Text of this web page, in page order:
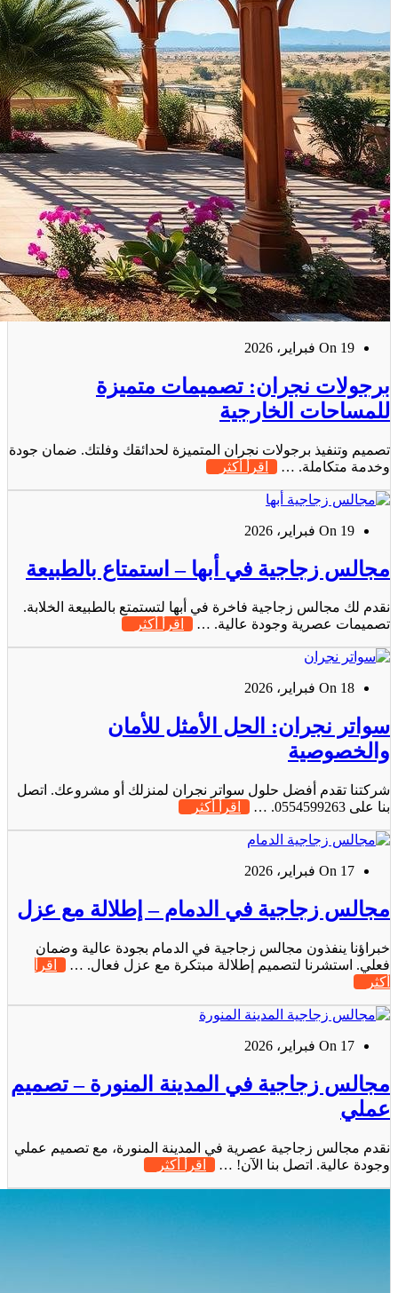
On 19 فبراير، 2026
برجولات نجران: تصميمات متميزة
للمساحات الخارجية
تصميم وتنفيذ برجولات نجران المتميزة لحدائقك وفلتك. ضمان جودة
وخدمة متكاملة. …
اقرأ أكثر
On 19 فبراير، 2026
مجالس زجاجية في أبها – استمتاع بالطبيعة
نقدم لك مجالس زجاجية فاخرة في أبها لتستمتع بالطبيعة الخلابة.
تصميمات عصرية وجودة عالية. …
اقرأ أكثر
On 18 فبراير، 2026
سواتر نجران: الحل الأمثل للأمان
والخصوصية
شركتنا تقدم أفضل حلول سواتر نجران لمنزلك أو مشروعك. اتصل
بنا على 0554599263. …
اقرأ أكثر
On 17 فبراير، 2026
مجالس زجاجية في الدمام – إطلالة مع عزل
خبراؤنا ينفذون مجالس زجاجية في الدمام بجودة عالية وضمان
فعلي. استشرنا لتصميم إطلالة مبتكرة مع عزل فعال. …
اقرأ
أكثر
On 17 فبراير، 2026
مجالس زجاجية في المدينة المنورة – تصميم
عملي
نقدم مجالس زجاجية عصرية في المدينة المنورة، مع تصميم عملي
وجودة عالية. اتصل بنا الآن! …
اقرأ أكثر